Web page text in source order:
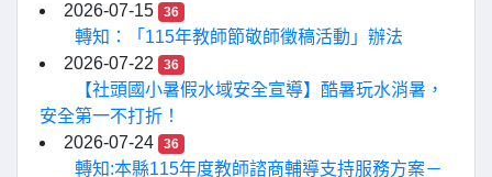
2026-07-15
36
轉知：「115年教師節敬師徵稿活動」辦法
2026-07-22
36
【社頭國小暑假水域安全宣導】酷暑玩水消暑，
安全第一不打折！
2026-07-24
36
轉知:本縣115年度教師諮商輔導支持服務方案－